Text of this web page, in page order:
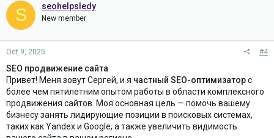
S seohelpsledy
New member
Oct 9, 2025 #4
SEO продвижение сайта
Привет! Меня зовут Сергей, и я частный SEO-оптимизаторс
более чем пятилетним опытом работы в области комплексного
продвижения сайтов. Моя основная цель — помочь вашему
бизнесу занять лидирующие позиции в поисковых системах,
таких как Yandex и Google, а также увеличить видимость